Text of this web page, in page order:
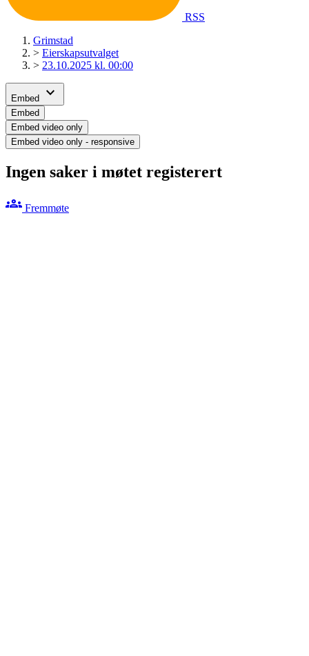
RSS
Grimstad
> Eierskapsutvalget
> 23.10.2025 kl. 00:00
Embed expand_more
Embed
Embed video only
Embed video only - responsive
Ingen saker i møtet registerert
groups Fremmøte